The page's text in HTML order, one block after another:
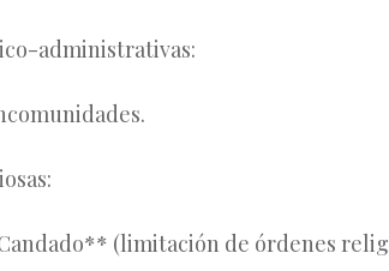
administrativas:
(limitación de órdenes